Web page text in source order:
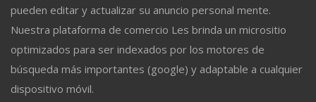
pueden editar y actualizar su anuncio personal mente.
Nuestra plataforma de comercio Les brinda un micrositio
optimizados para ser indexados por los motores de
búsqueda más importantes (google) y adaptable a cualquier
dispositivo móvil.